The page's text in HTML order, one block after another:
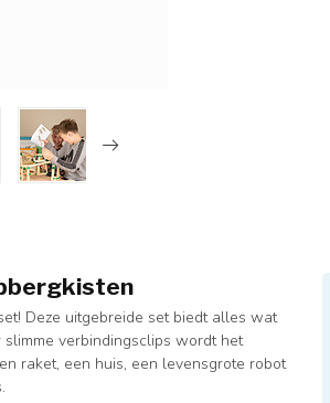
Deze uitgebreide set biedt alles wat
verbindingsclips wordt het
raket, een huis, een levensgrote robot